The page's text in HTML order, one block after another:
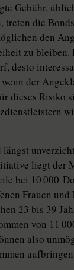
Gebühr,
treten die
den
zu
desto
der
dieses Risiko
liegt der
bei 10 000
Frauen
23 bis 39
von 11
also